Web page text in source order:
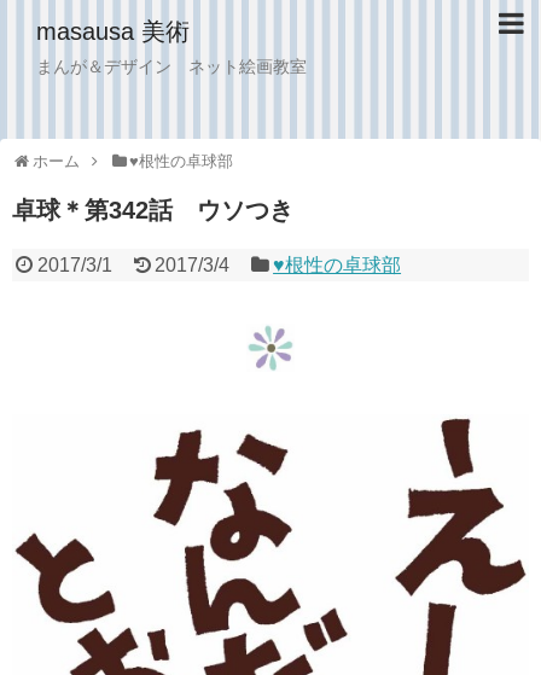
masausa 美術
まんが＆デザイン ネット絵画教室
ホーム ♥︎根性の卓球部
卓球＊第342話 ウソつき
2017/3/1 2017/3/4 ♥︎根性の卓球部